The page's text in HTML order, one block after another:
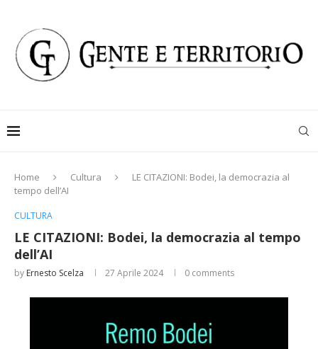
Home Cultura
LE CITAZIONI: Bodei, la democrazia al
tempo dell’AI
CULTURA
LE CITAZIONI: Bodei, la democrazia al tempo
dell’AI
by Ernesto Scelza 27 Aprile 2024 0 comments